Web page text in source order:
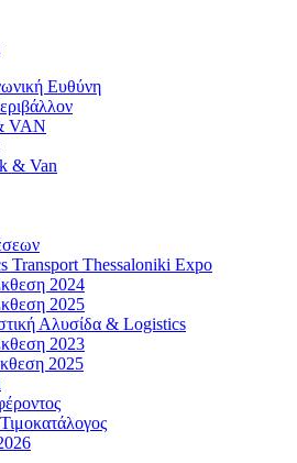
Ευθύνη
VAN
& Van
Transport Thessaloniki Expo
2024
2025
Αλυσίδα & Logistics
2023
2025